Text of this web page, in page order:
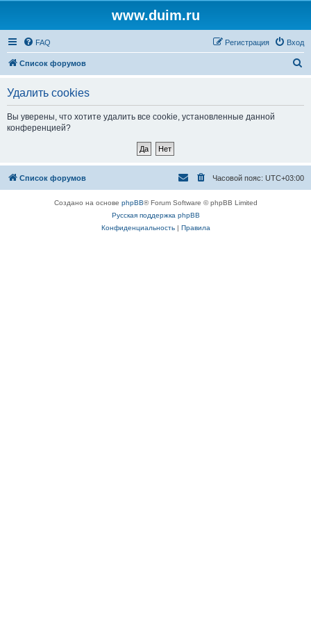
www.duim.ru
FAQ Вход
Регистрация
Список форумов
Удалить cookies
Вы уверены, что хотите удалить все cookie, установленные данной
конференцией?
Список форумов Часовой пояс: UTC+03:00
Создано на основе phpBB® Forum Software © phpBB Limited
Русская поддержка phpBB
Конфиденциальность| Правила